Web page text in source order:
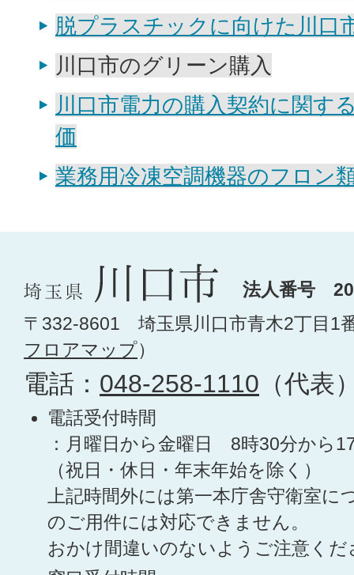
脱プラスチックに向けた川口
川口市のグリーン購入
川口市電力の購入契約に関す
価
業務用冷凍空調機器のフロン
法人番号
〒332-8601 埼玉県川口市青木2丁目1
フロアマップ）
電話： 048-258-1110 （代表
電話受付時間
：月曜日から金曜日 8時30分から
（祝日・休日・年末年始を除く）
上記時間外には第一本庁舎守衛室に
のご用件には対応できません。
おかけ間違いのないようご注意くだ